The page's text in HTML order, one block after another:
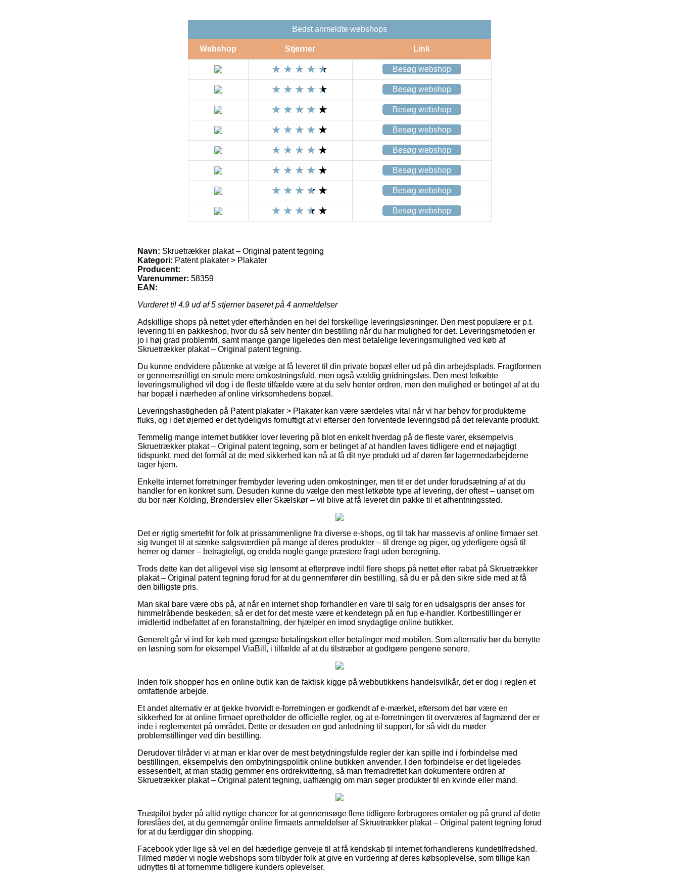
Bedst anmeldte webshops
Webshop Stjerner Link
Besøg webshop
Besøg webshop
Besøg webshop
Besøg webshop
Besøg webshop
Besøg webshop
Besøg webshop
Besøg webshop
Navn: Skruetrækker plakat – Original patent tegning
Kategori: Patent plakater > Plakater
Producent:
Varenummer: 58359
EAN:
Vurderet til 4.9 ud af 5 stjerner baseret på 4 anmeldelser
Adskillige shops på nettet yder efterhånden en hel del forskellige leveringsløsninger. Den mest populære er p.t.
levering til en pakkeshop, hvor du så selv henter din bestilling når du har mulighed for det. Leveringsmetoden er
jo i høj grad problemfri, samt mange gange ligeledes den mest betalelige leveringsmulighed ved køb af
Skruetrækker plakat – Original patent tegning.
Du kunne endvidere påtænke at vælge at få leveret til din private bopæl eller ud på din arbejdsplads. Fragtformen
er gennemsnitligt en smule mere omkostningsfuld, men også vældig gnidningsløs. Den mest letkøbte
leveringsmulighed vil dog i de fleste tilfælde være at du selv henter ordren, men den mulighed er betinget af at du
har bopæl i nærheden af online virksomhedens bopæl.
Leveringshastigheden på Patent plakater > Plakater kan være særdeles vital når vi har behov for produkterne
fluks, og i det øjemed er det tydeligvis fornuftigt at vi efterser den forventede leveringstid på det relevante produkt.
Temmelig mange internet butikker lover levering på blot en enkelt hverdag på de fleste varer, eksempelvis
Skruetrækker plakat – Original patent tegning, som er betinget af at handlen laves tidligere end et nøjagtigt
tidspunkt, med det formål at de med sikkerhed kan nå at få dit nye produkt ud af døren før lagermedarbejderne
tager hjem.
Enkelte internet forretninger frembyder levering uden omkostninger, men tit er det under forudsætning af at du
handler for en konkret sum. Desuden kunne du vælge den mest letkøbte type af levering, der oftest – uanset om
du bor nær Kolding, Brønderslev eller Skælskør – vil blive at få leveret din pakke til et afhentningssted.
Det er rigtig smertefrit for folk at prissammenligne fra diverse e-shops, og til tak har massevis af online firmaer set
sig tvunget til at sænke salgsværdien på mange af deres produkter – til drenge og piger, og yderligere også til
herrer og damer – betragteligt, og endda nogle gange præstere fragt uden beregning.
Trods dette kan det alligevel vise sig lønsomt at efterprøve indtil flere shops på nettet efter rabat på Skruetrækker
plakat – Original patent tegning forud for at du gennemfører din bestilling, så du er på den sikre side med at få
den billigste pris.
Man skal bare være obs på, at når en internet shop forhandler en vare til salg for en udsalgspris der anses for
himmelråbende beskeden, så er det for det meste være et kendetegn på en fup e-handler. Kortbestillinger er
imidlertid indbefattet af en foranstaltning, der hjælper en imod snydagtige online butikker.
Generelt går vi ind for køb med gængse betalingskort eller betalinger med mobilen. Som alternativ bør du benytte
en løsning som for eksempel ViaBill, i tilfælde af at du tilstræber at godtgøre pengene senere.
Inden folk shopper hos en online butik kan de faktisk kigge på webbutikkens handelsvilkår, det er dog i reglen et
omfattende arbejde.
Et andet alternativ er at tjekke hvorvidt e-forretningen er godkendt af e-mærket, eftersom det bør være en
sikkerhed for at online firmaet opretholder de officielle regler, og at e-forretningen tit overværes af fagmænd der er
inde i reglementet på området. Dette er desuden en god anledning til support, for så vidt du møder
problemstillinger ved din bestilling.
Derudover tilråder vi at man er klar over de mest betydningsfulde regler der kan spille ind i forbindelse med
bestillingen, eksempelvis den ombytningspolitik online butikken anvender. I den forbindelse er det ligeledes
essesentielt, at man stadig gemmer ens ordrekvittering, så man fremadrettet kan dokumentere ordren af
Skruetrækker plakat – Original patent tegning, uafhængig om man søger produkter til en kvinde eller mand.
Trustpilot byder på altid nyttige chancer for at gennemsøge flere tidligere forbrugeres omtaler og på grund af dette
foreslåes det, at du gennemgår online firmaets anmeldelser af Skruetrækker plakat – Original patent tegning forud
for at du færdiggør din shopping.
Facebook yder lige så vel en del hæderlige genveje til at få kendskab til internet forhandlerens kundetilfredshed.
Tilmed møder vi nogle webshops som tilbyder folk at give en vurdering af deres købsoplevelse, som tillige kan
udnyttes til at fornemme tidligere kunders oplevelser.